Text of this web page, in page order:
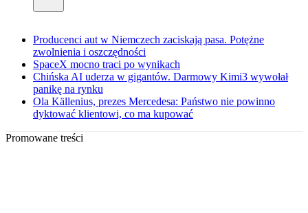
Producenci aut w Niemczech zaciskają pasa. Potężne
zwolnienia i oszczędności
SpaceX mocno traci po wynikach
Chińska AI uderza w gigantów. Darmowy Kimi3 wywołał
panikę na rynku
Ola Källenius, prezes Mercedesa: Państwo nie powinno
dyktować klientowi, co ma kupować
Promowane treści